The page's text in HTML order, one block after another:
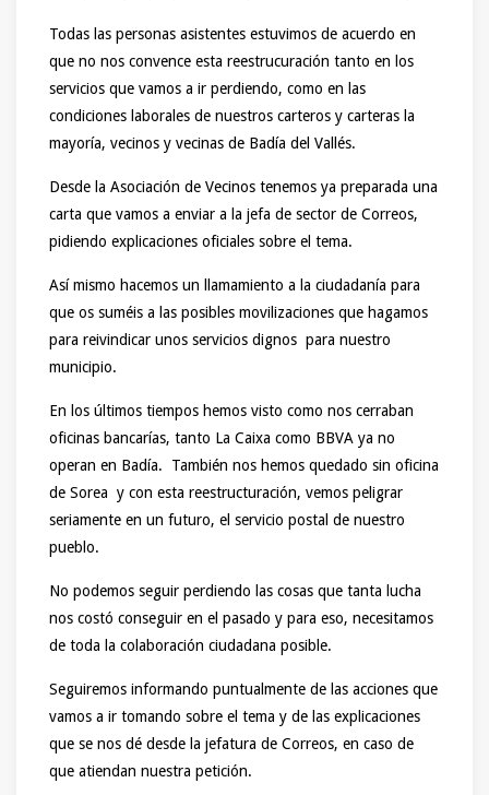
Todas las personas asistentes estuvimos de acuerdo en
que no nos convence esta reestrucuración tanto en los
servicios que vamos a ir perdiendo, como en las
condiciones laborales de nuestros carteros y carteras la
mayoría, vecinos y vecinas de Badía del Vallés.
Desde la Asociación de Vecinos tenemos ya preparada una
carta que vamos a enviar a la jefa de sector de Correos,
pidiendo explicaciones oficiales sobre el tema.
Así mismo hacemos un llamamiento a la ciudadanía para
que os suméis a las posibles movilizaciones que hagamos
para reivindicar unos servicios dignos para nuestro
municipio.
En los últimos tiempos hemos visto como nos cerraban
oficinas bancarías, tanto La Caixa como BBVA ya no
operan en Badía. También nos hemos quedado sin oficina
de Sorea y con esta reestructuración, vemos peligrar
seriamente en un futuro, el servicio postal de nuestro
pueblo.
No podemos seguir perdiendo las cosas que tanta lucha
nos costó conseguir en el pasado y para eso, necesitamos
de toda la colaboración ciudadana posible.
Seguiremos informando puntualmente de las acciones que
vamos a ir tomando sobre el tema y de las explicaciones
que se nos dé desde la jefatura de Correos, en caso de
que atiendan nuestra petición.